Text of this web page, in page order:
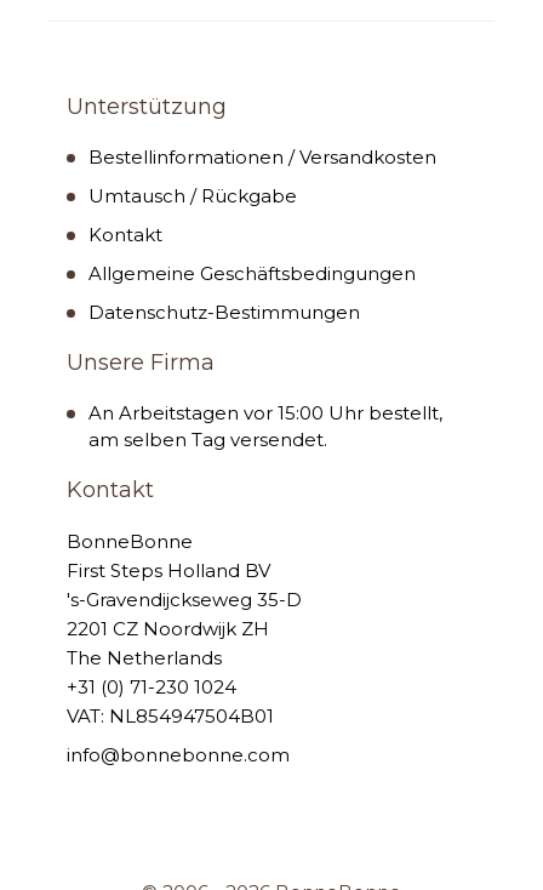
Unterstützung
Bestellinformationen / Versandkosten
Umtausch / Rückgabe
Kontakt
Allgemeine Geschäftsbedingungen
Datenschutz-Bestimmungen
Unsere Firma
An Arbeitstagen vor 15:00 Uhr bestellt,
am selben Tag versendet.
Kontakt
BonneBonne
First Steps Holland BV
's-Gravendijckseweg 35-D
2201 CZ Noordwijk ZH
The Netherlands
+31 (0) 71-230 1024
VAT: NL854947504B01
info@bonnebonne.com